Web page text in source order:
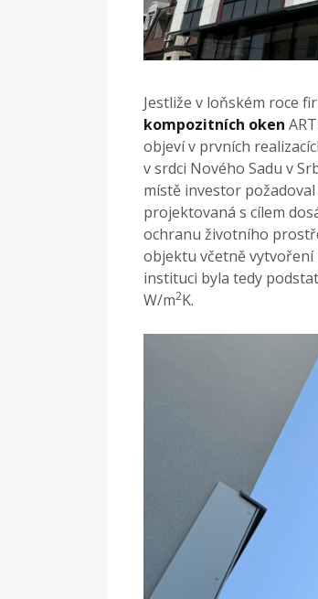
Jestliže v loňském roce
kompozitních oken
objeví v prvních
v srdci Nového Sadu v
místě investor
projektovaná s cílem
ochranu životního
objektu včetně vytvoření
instituci byla tedy
W/m2K.